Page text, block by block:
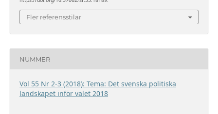
Fler referensstilar
NUMMER
Vol 55 Nr 2-3 (2018): Tema: Det svenska politiska
landskapet inför valet 2018